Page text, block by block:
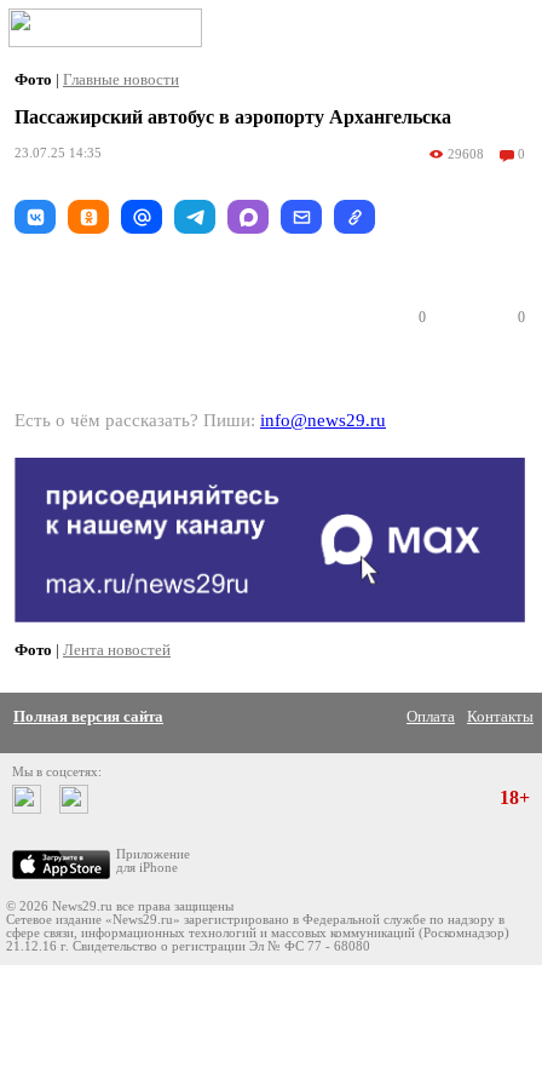
Фото | Главные новости
Пассажирский автобус в аэропорту Архангельска
23.07.25 14:35 29608 0
0 0
Есть о чём рассказать? Пиши: info@news29.ru
Фото | Лента новостей
Полная версия сайта Оплата Контакты
Мы в соцсетях:
Приложение
для iPhone
18+
© 2026 News29.ru все права защищены
Сетевое издание «News29.ru» зарегистрировано в Федеральной службе по надзору в
сфере связи, информационных технологий и массовых коммуникаций (Роскомнадзор)
21.12.16 г. Свидетельство о регистрации Эл № ФС 77 - 68080